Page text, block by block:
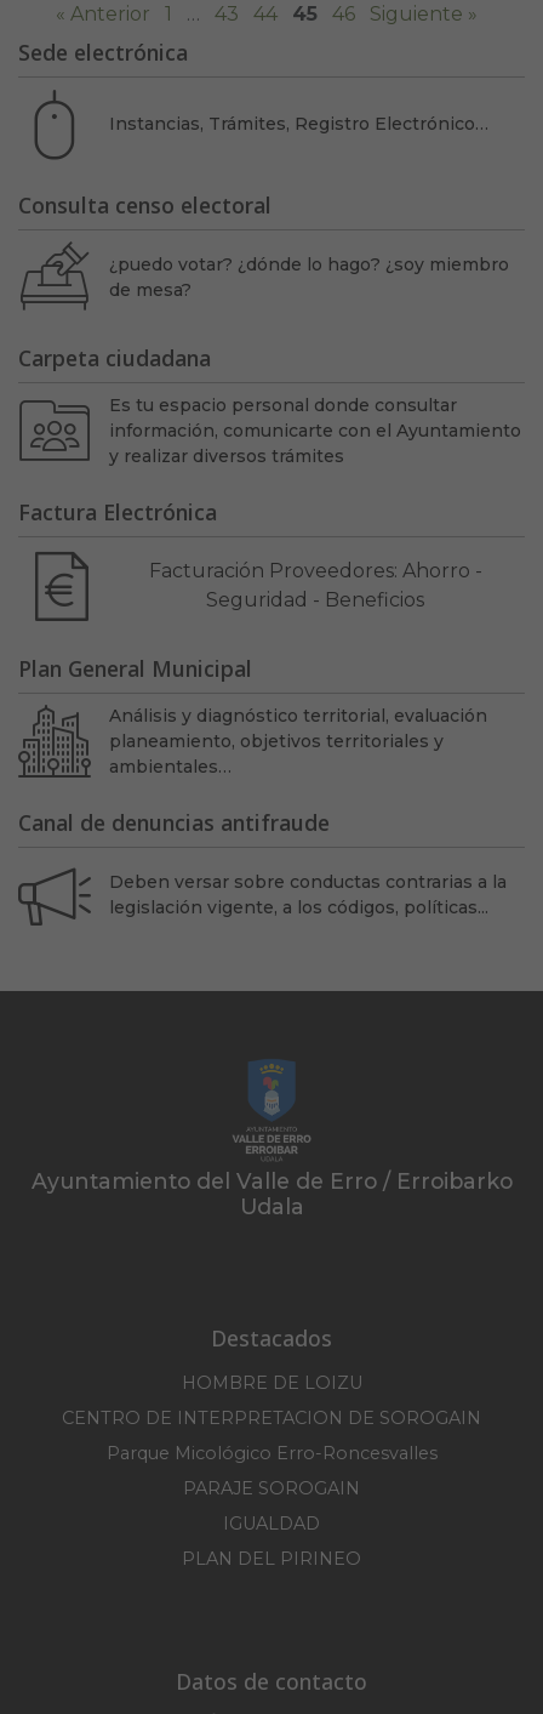
« Anterior 1 … 43 44 45 46 Siguiente »
Sede electrónica
Instancias, Trámites, Registro Electrónico…
Consulta censo electoral
¿puedo votar? ¿dónde lo hago? ¿soy miembro
de mesa?
Carpeta ciudadana
Es tu espacio personal donde consultar
información, comunicarte con el Ayuntamiento
y realizar diversos trámites
Factura Electrónica
Facturación Proveedores: Ahorro -
Seguridad - Beneficios
Plan General Municipal
Análisis y diagnóstico territorial, evaluación
planeamiento, objetivos territoriales y
ambientales…
Canal de denuncias antifraude
Deben versar sobre conductas contrarias a la
legislación vigente, a los códigos, políticas...
Ayuntamiento del Valle de Erro / Erroibarko
Udala
Destacados
HOMBRE DE LOIZU
CENTRO DE INTERPRETACION DE SOROGAIN
Parque Micológico Erro-Roncesvalles
PARAJE SOROGAIN
IGUALDAD
PLAN DEL PIRINEO
Datos de contacto